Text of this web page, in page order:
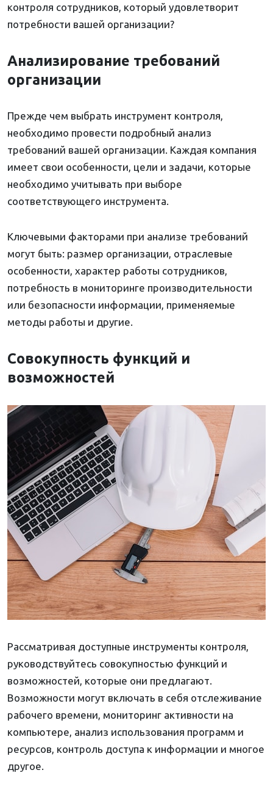
контроля сотрудников, который удовлетворит
потребности вашей организации?
Анализирование требований
организации
Прежде чем выбрать инструмент контроля,
необходимо провести подробный анализ
требований вашей организации. Каждая компания
имеет свои особенности, цели и задачи, которые
необходимо учитывать при выборе
соответствующего инструмента.
Ключевыми факторами при анализе требований
могут быть: размер организации, отраслевые
особенности, характер работы сотрудников,
потребность в мониторинге производительности
или безопасности информации, применяемые
методы работы и другие.
Совокупность функций и
возможностей
Рассматривая доступные инструменты контроля,
руководствуйтесь совокупностью функций и
возможностей, которые они предлагают.
Возможности могут включать в себя отслеживание
рабочего времени, мониторинг активности на
компьютере, анализ использования программ и
ресурсов, контроль доступа к информации и многое
другое.